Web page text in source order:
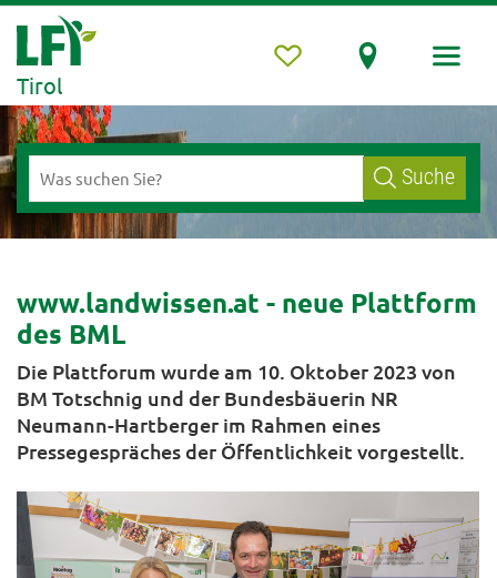
Tirol
Suche
www.landwissen.at - neue Plattform
des BML
Die Plattforum wurde am 10. Oktober 2023 von
BM Totschnig und der Bundesbäuerin NR
Neumann-Hartberger im Rahmen eines
Pressegespräches der Öffentlichkeit vorgestellt.